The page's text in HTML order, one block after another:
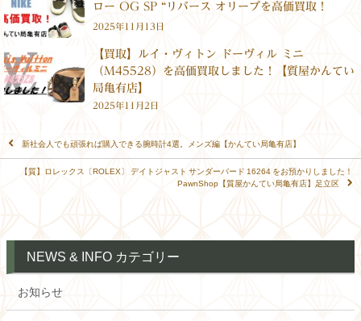
ロー OG SP “リバース オリーブを高価買取！
2025年11月13日
【買取】ルイ・ヴィトン ドーヴィル ミニ
（M45528）を高価買取しました！【質屋かんてい
局亀有店】
2025年11月2日
新社会人でも頑張れば購入できる腕時計4選。メンズ編【かんてい局亀有店】
【質】ロレックス〔ROLEX〕 デイトジャスト サンダーバード 16264 をお預かりしました！
PawnShop【質屋かんてい局亀有店】足立区
NEWS & INFO カテゴリー
お知らせ